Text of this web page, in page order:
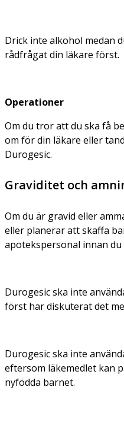
Drick inte alkohol medan
rådfrågat din läkare först.
Operationer
Om du tror att du ska få
om för din läkare eller
Durogesic.
Graviditet och
Om du är gravid eller
eller planerar att skaffa
apotekspersonal innan
Durogesic ska inte
först har diskuterat det
Durogesic ska inte
eftersom läkemedlet kan
nyfödda barnet.